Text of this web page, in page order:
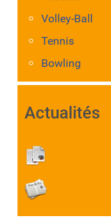
Volley-Ball
Tennis
Bowling
Actualités